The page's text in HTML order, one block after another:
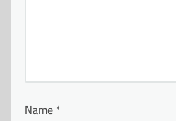
Name*